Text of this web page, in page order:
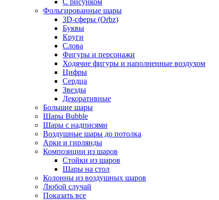
Фольгированные шары
3D-сферы (Orbz)
Буквы
Круги
Слова
Фигуры и персонажи
Ходячие фигуры и наполненные воздухом
Цифры
Сердца
Звезды
Декоративные
Большие шары
Шары Bubble
Шары с надписями
Воздушные шары до потолка
Арки и гирлянды
Композиции из шаров
Стойки из шаров
Шары на стол
Колонны из воздушных шаров
Любой случай
Показать все